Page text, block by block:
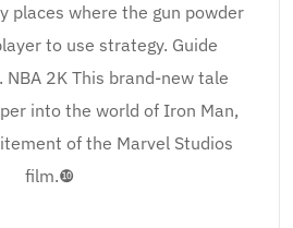
places where the gun powder
to use strategy. Guide
NBA 2K This brand-new tale
into the world of Iron Man,
of the Marvel Studios
film.❿